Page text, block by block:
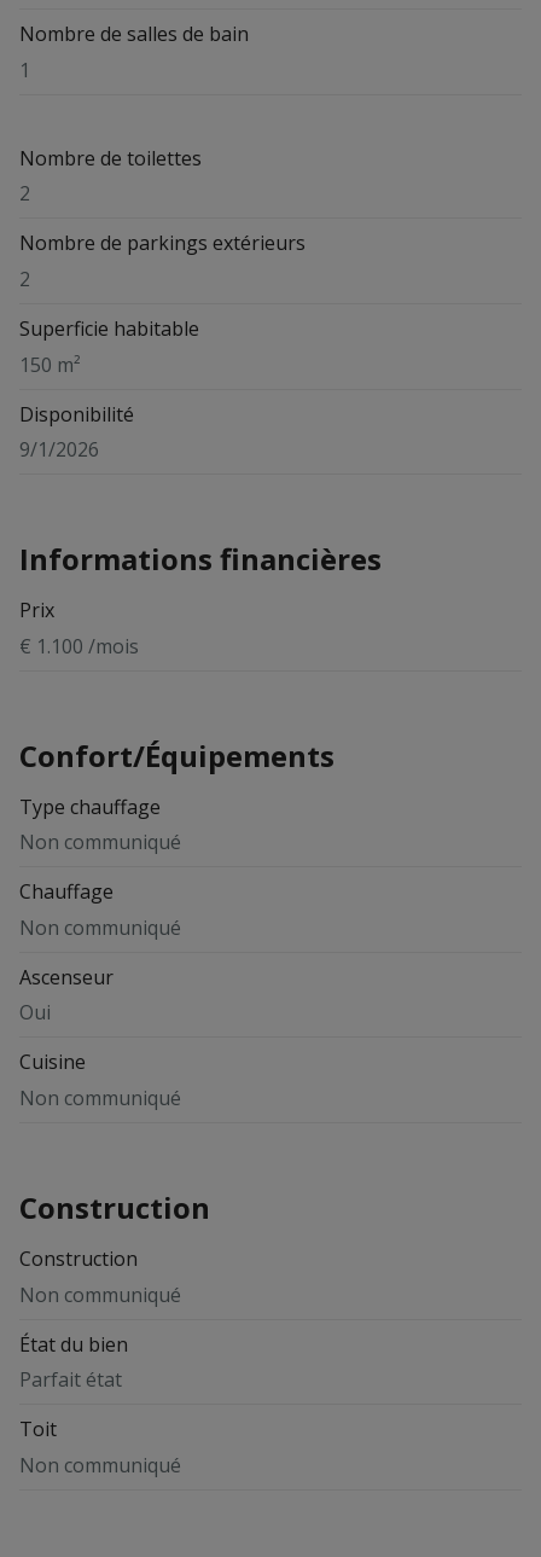
Nombre de salles de bain
1
Nombre de toilettes
2
Nombre de parkings extérieurs
2
Superficie habitable
150 m²
Disponibilité
9/1/2026
Informations financières
Prix
€ 1.100 /mois
Confort/Équipements
Type chauffage
Non communiqué
Chauffage
Non communiqué
Ascenseur
Oui
Cuisine
Non communiqué
Construction
Construction
Non communiqué
État du bien
Parfait état
Toit
Non communiqué